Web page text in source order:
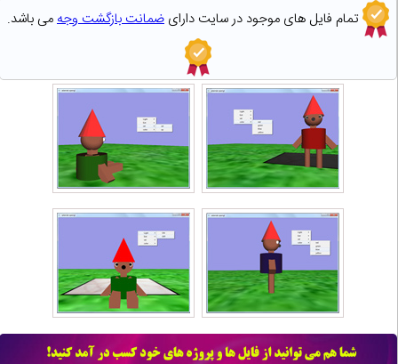
تمام فایل های موجود در سایت دارای ضمانت بازگشت وجهمی باشد.